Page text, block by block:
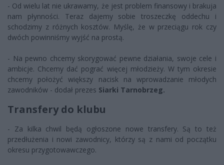
- Od wielu lat nie ukrawamy, że jest problem finansowy i brakuja
nam płynności. Teraz dajemy sobie troszeczkę oddechu i
schodzimy z różnych kosztów. Myślę, że w przeciągu rok czy
dwóch powinniśmy wyjść na prostą.
- Na pewno chcemy skorygować pewne działania, swoje cele i
ambicje. Chcemy dać pograć więcej młodzieży. W tym okresie
chcemy położyć większy nacisk na wprowadzanie młodych
zawodników - dodał prezes Siarki Tarnobrzeg.
Transfery do klubu
- Za kilka chwil będą ogłoszone nowe transfery. Są to też
przedłużenia i nowi zawodnicy, którzy są z nami od początku
okresu przygotowawczego.